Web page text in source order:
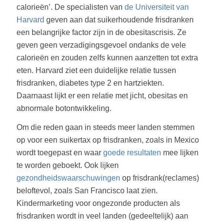
calorieën’. De specialisten van de Universiteit van
Harvard geven aan dat suikerhoudende frisdranken
een belangrijke factor zijn in de obesitascrisis. Ze
geven geen verzadigingsgevoel ondanks de vele
calorieën en zouden zelfs kunnen aanzetten tot extra
eten. Harvard ziet een duidelijke relatie tussen
frisdranken, diabetes type 2 en hartziekten.
Daarnaast lijkt er een relatie met jicht, obesitas en
abnormale botontwikkeling.
Om die reden gaan in steeds meer landen stemmen
op voor een suikertax op frisdranken, zoals in Mexico
wordt toegepast en waar goede resultaten mee lijken
te worden geboekt. Ook lijken
gezondheidswaarschuwingen op frisdrank(reclames)
beloftevol, zoals San Francisco laat zien.
Kindermarketing voor ongezonde producten als
frisdranken wordt in veel landen (gedeeltelijk) aan